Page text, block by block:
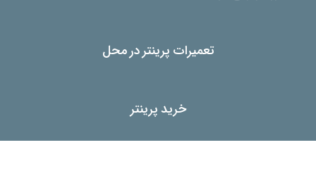
تعمیرات پرینتر در محل
خرید پرینتر